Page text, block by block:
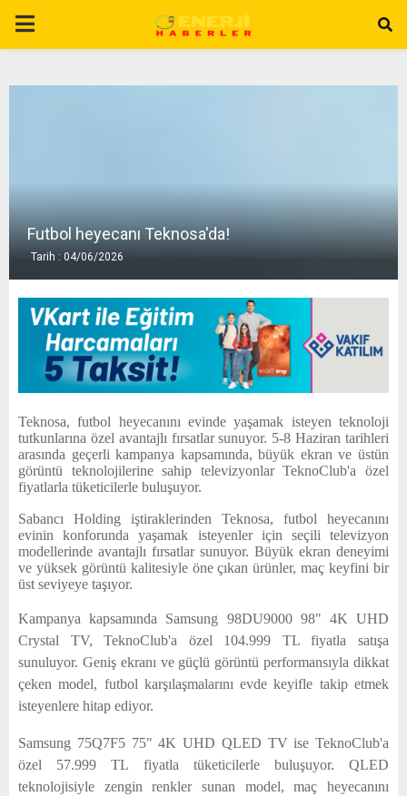
P
A
E
N
U
Futbol heyecanı Teknosa'da!
Tarih : 04/06/2026
Teknosa, futbol heyecanını evinde yaşamak isteyen teknoloji
tutkunlarına özel avantajlı fırsatlar sunuyor. 5-8 Haziran tarihleri
arasında geçerli kampanya kapsamında, büyük ekran ve üstün
görüntü teknolojilerine sahip televizyonlar TeknoClub'a özel
fiyatlarla tüketicilerle buluşuyor.
Sabancı Holding iştiraklerinden Teknosa, futbol heyecanını
evinin konforunda yaşamak isteyenler için seçili televizyon
modellerinde avantajlı fırsatlar sunuyor. Büyük ekran deneyimi
ve yüksek görüntü kalitesiyle öne çıkan ürünler, maç keyfini bir
üst seviyeye taşıyor.
Kampanya kapsamında Samsung 98DU9000 98" 4K UHD
Crystal TV, TeknoClub'a özel 104.999 TL fiyatla satışa
sunuluyor. Geniş ekranı ve güçlü görüntü performansıyla dikkat
çeken model, futbol karşılaşmalarını evde keyifle takip etmek
isteyenlere hitap ediyor.
Samsung 75Q7F5 75" 4K UHD QLED TV ise TeknoClub'a
özel 57.999 TL fiyatla tüketicilerle buluşuyor. QLED
teknolojisiyle zengin renkler sunan model, maç heyecanını